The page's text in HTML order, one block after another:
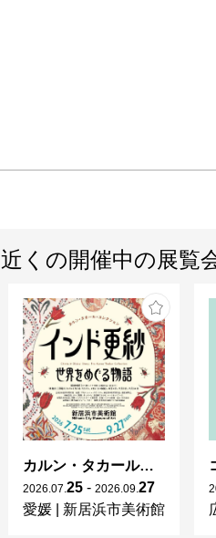
近くの開催中の展覧
カルン・タカール・コレクション インド更紗 世界をめぐる物語
2026 07 25 - 2026 09 27
愛媛
新居浜市美術館